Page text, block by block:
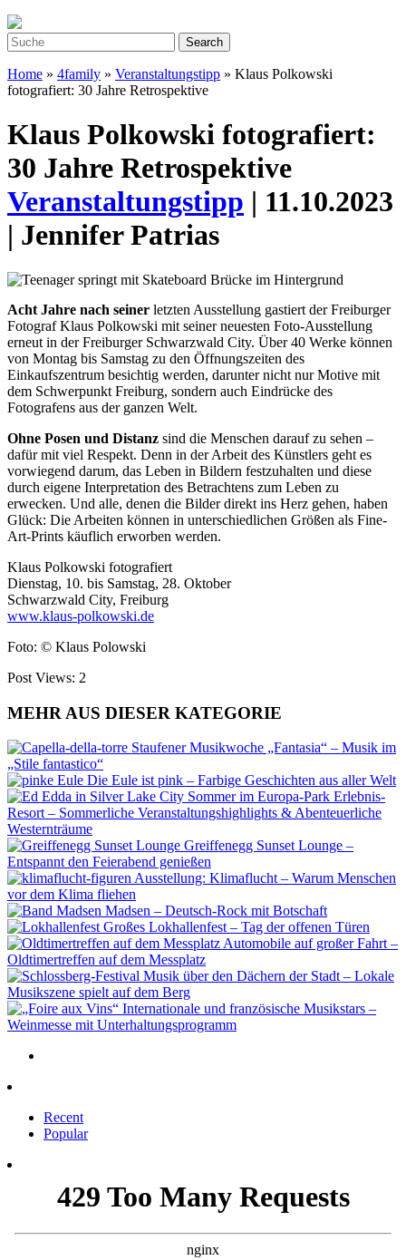
Home » 4family » Veranstaltungstipp » Klaus Polkowski
fotografiert: 30 Jahre Retrospektive
Klaus Polkowski fotografiert:
30 Jahre Retrospektive
Veranstaltungstipp | 11.10.2023
| Jennifer Patrias
Acht Jahre nach seiner letzten Ausstellung gastiert der Freiburger
Fotograf Klaus Polkowski mit seiner neuesten Foto-Ausstellung
erneut in der Freiburger Schwarzwald City. Über 40 Werke können
von Montag bis Samstag zu den Öffnungszeiten des
Einkaufszentrum besichtig werden, darunter nicht nur Motive mit
dem Schwerpunkt Freiburg, sondern auch Eindrücke des
Fotografens aus der ganzen Welt.
Ohne Posen und Distanz sind die Menschen darauf zu sehen –
dafür mit viel Respekt. Denn in der Arbeit des Künstlers geht es
vorwiegend darum, das Leben in Bildern festzuhalten und diese
durch eigene Interpretation des Betrachtens zum Leben zu
erwecken. Und alle, denen die Bilder direkt ins Herz gehen, haben
Glück: Die Arbeiten können in unterschiedlichen Größen als Fine-
Art-Prints käuflich erworben werden.
Klaus Polkowski fotografiert
Dienstag, 10. bis Samstag, 28. Oktober
Schwarzwald City, Freiburg
www.klaus-polkowski.de
Foto: © Klaus Polowski
Post Views: 2
MEHR AUS DIESER KATEGORIE
Staufener Musikwoche „Fantasia“ – Musik im
„Stile fantastico“
Die Eule ist pink – Farbige Geschichten aus aller Welt
Sommer im Europa-Park Erlebnis-
Resort – Sommerliche Veranstaltungshighlights & Abenteuerliche
Westernträume
Greiffenegg Sunset Lounge –
Entspannt den Feierabend genießen
Ausstellung: Klimaflucht – Warum Menschen
vor dem Klima fliehen
Madsen – Deutsch-Rock mit Botschaft
Großes Lokhallenfest – Tag der offenen Türen
Automobile auf großer Fahrt –
Oldtimertreffen auf dem Messplatz
Musik über den Dächern der Stadt – Lokale
Musikszene spielt auf dem Berg
Internationale und französische Musikstars –
Weinmesse mit Unterhaltungsprogramm
Recent
Popular